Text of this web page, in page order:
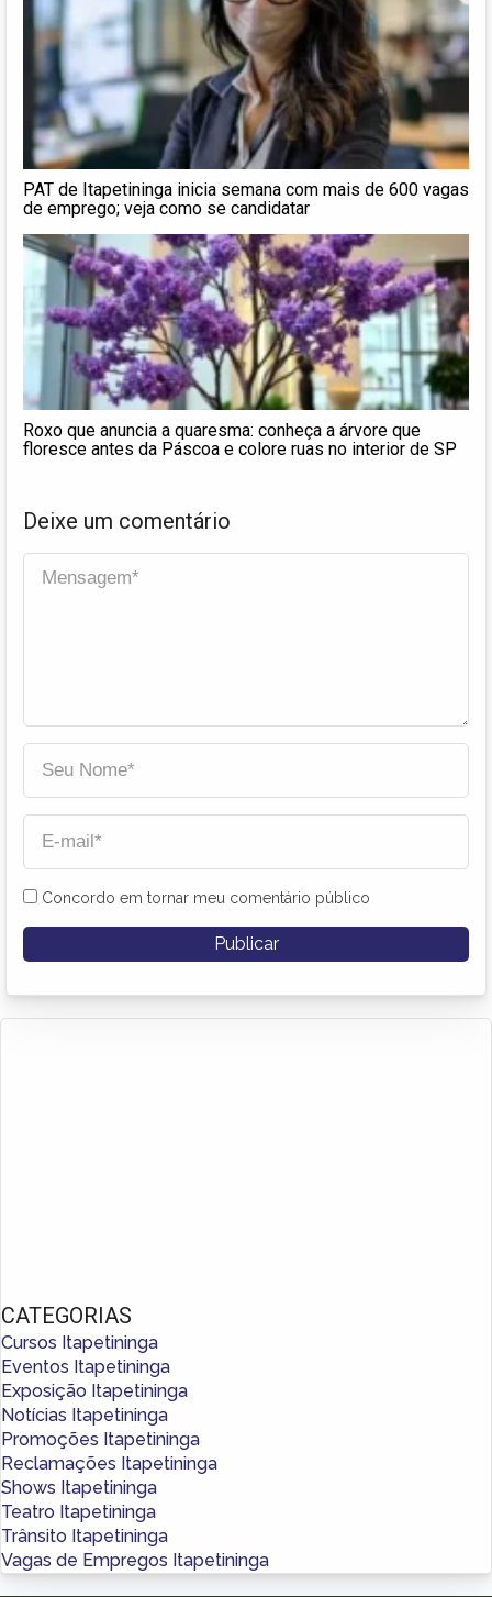
PAT de Itapetininga inicia semana com mais de 600 vagas
de emprego; veja como se candidatar
Roxo que anuncia a quaresma: conheça a árvore que
floresce antes da Páscoa e colore ruas no interior de SP
Deixe um comentário
Concordo em tornar meu comentário público
CATEGORIAS
Cursos Itapetininga
Eventos Itapetininga
Exposição Itapetininga
Notícias Itapetininga
Promoções Itapetininga
Reclamações Itapetininga
Shows Itapetininga
Teatro Itapetininga
Trânsito Itapetininga
Vagas de Empregos Itapetininga